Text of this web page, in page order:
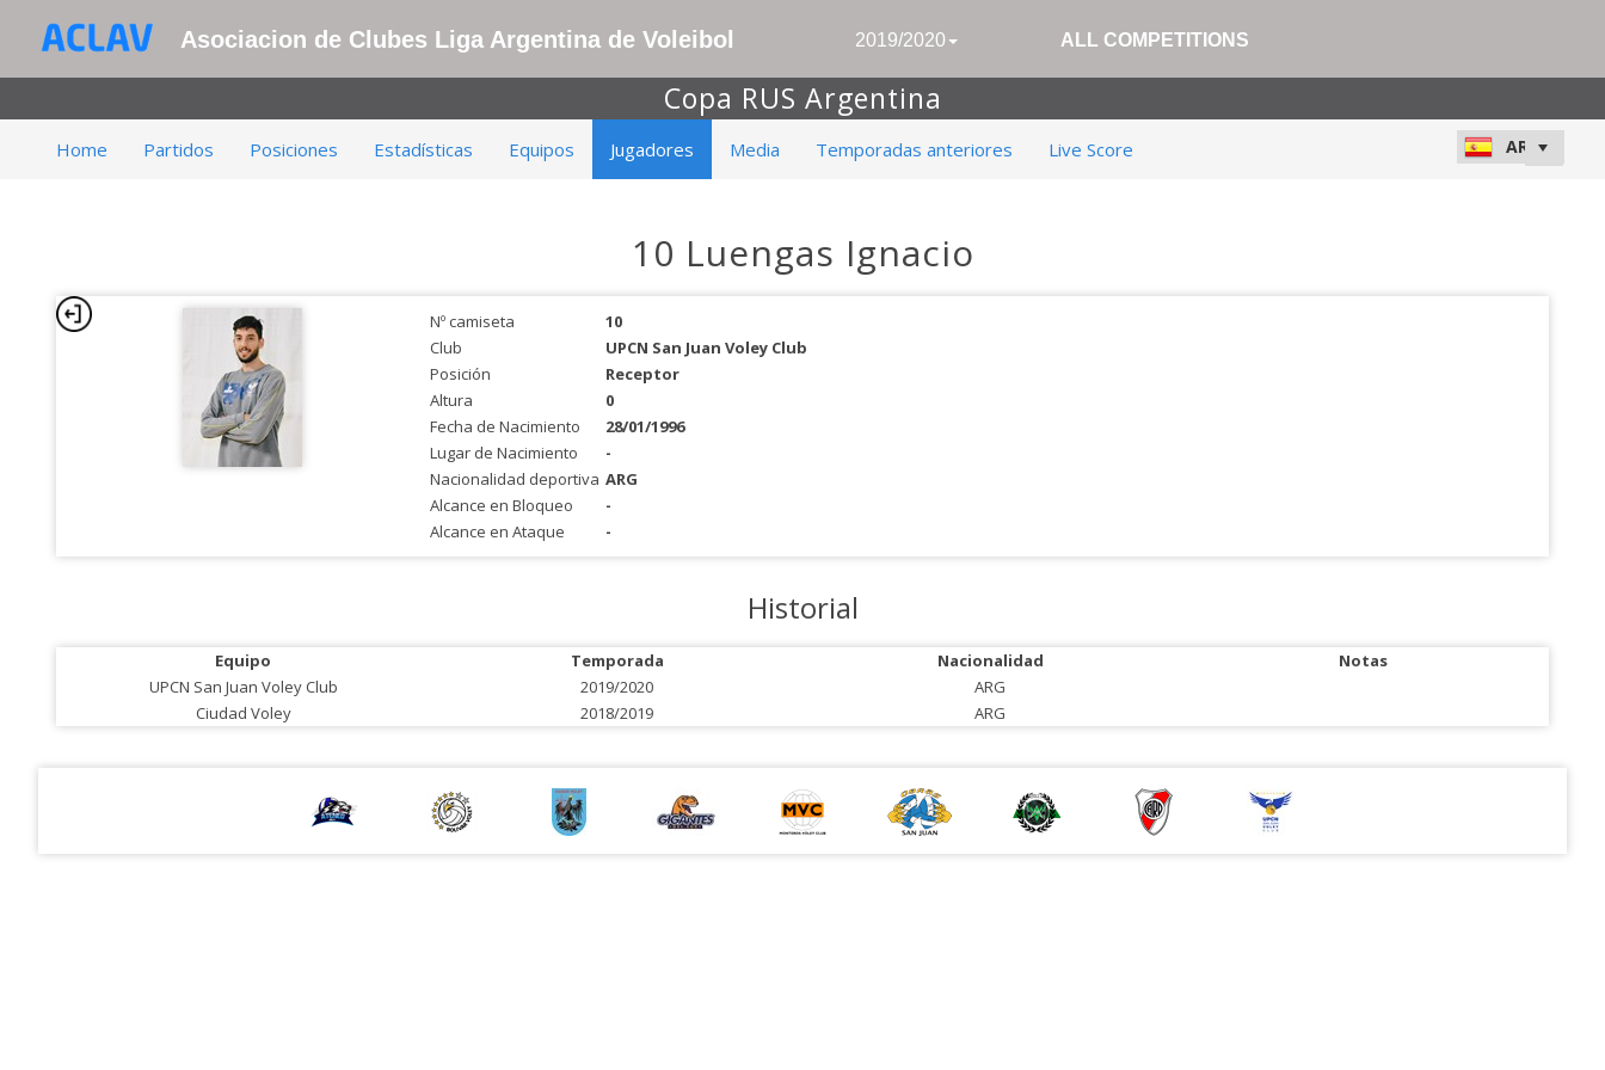
Asociacion de Clubes Liga Argentina de Voleibol 2019/2020 ALL COMPETITIONS
Copa RUS Argentina
Home Partidos Posiciones Estadísticas Equipos Jugadores Media Temporadas anteriores Live Score
10 Luengas Ignacio
Nº camiseta
10
Club
UPCN San Juan Voley Club
Posición
Receptor
Altura
0
Fecha de Nacimiento
28/01/1996
Lugar de Nacimiento
-
Nacionalidad deportiva ARG
Alcance en Bloqueo
-
Alcance en Ataque
-
Historial
Equipo Temporada Nacionalidad
Notas
UPCN San Juan Voley Club
2019/2020
ARG
Ciudad Voley
2018/2019 ARG